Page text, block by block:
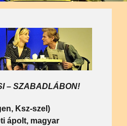
– SZABADLÁBON!
Ksz-szel)
ápolt, magyar